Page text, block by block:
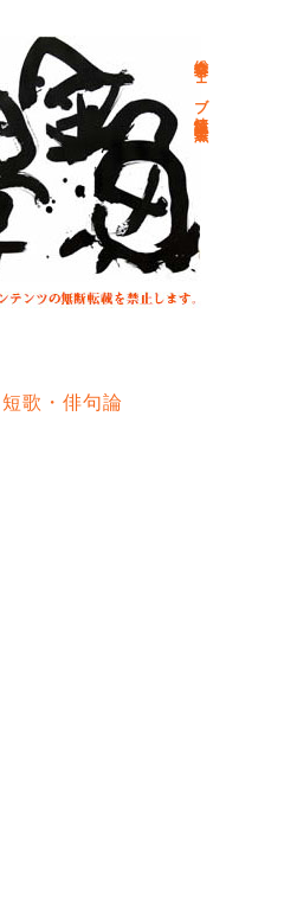
総合文学ウェブ情報誌 文学金魚
短歌・俳句論